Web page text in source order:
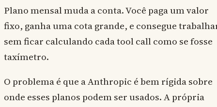
Plano mensal muda a conta. Você paga um valor
fixo, ganha uma cota grande, e consegue
sem ficar calculando cada tool call como se fosse
taxímetro.
O problema é que a Anthropic é bem rígida sobre
onde esses planos podem ser usados. A própria